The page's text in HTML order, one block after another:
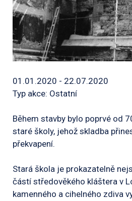
01.01.2020 - 22.07.2020
Typ akce: Ostatní
Během stavby bylo poprvé od
staré školy, jehož skladba
překvapení.
Stará škola je prokazatelně
částí středověkého kláštera v
kamenného a cihelného zdiva